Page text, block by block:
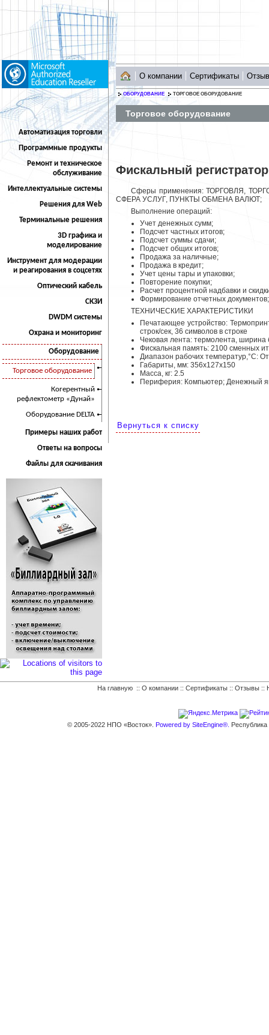
Автоматизация торговли
Программные продукты
Ремонт и техническое
обслуживание
Интеллектуальные системы
Решения для Web
Терминальные решения
3D графика и
моделирование
Инструмент для модерации
и реагирования в соцсетях
Оптический кабель
СКЗИ
DWDM системы
Охрана и мониторинг
Оборудование
Торговое оборудование
Когерентный
рефлектометр «Дунай»
Оборудование DELTA
Примеры наших работ
Ответы на вопросы
Файлы для скачивания
О компании Сертификаты
ОБОРУДОВАНИЕ ТОРГОВОЕ ОБОРУДОВАНИЕ
Торговое оборудование
Фискальный
Сферы применения: ТОРГОВЛЯ,
СФЕРА УСЛУГ, ПУНКТЫ ОБМЕНА ВАЛЮТ;
Выполнение операций:
Учет денежных сумм;
Подсчет частных итогов;
Подсчет суммы сдачи;
Подсчет общих итогов;
Продажа за наличные;
Продажа в кредит;
Учет цены тары и упаковки;
Повторение покупки;
Расчет процентной надбавки и
Формирование отчетных документов;
ТЕХНИЧЕСКИЕ ХАРАКТЕРИСТИКИ
Печатающее устройство:
строк/сек, 36 символов в строке
Чековая лента: термолента,
Фискальная память: 2100 сменных
Диапазон рабочих температур,°C:
Габариты, мм: 356х127х150
Масса, кг: 2.5
Периферия: Компьютер; Денежный
Вернуться к списку
На главную :: О компании :: Сертификаты :: Отзывы ::
© 2005-2022 НПО «Восток». Powered by SiteEngine®.